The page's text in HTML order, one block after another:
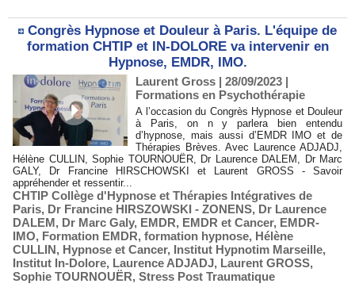
Congrès Hypnose et Douleur à Paris. L'équipe de
formation CHTIP et IN-DOLORE va intervenir en
Hypnose, EMDR, IMO.
Laurent Gross | 28/09/2023 |
Formations en Psychothérapie
A l’occasion du Congrès Hypnose et Douleur
à Paris, on n y parlera bien entendu
d’hypnose, mais aussi d’EMDR IMO et de
Thérapies Brèves. Avec Laurence ADJADJ,
Hélène CULLIN, Sophie TOURNOUËR, Dr Laurence DALEM, Dr Marc
GALY, Dr Francine HIRSCHOWSKI et Laurent GROSS - Savoir
appréhender et ressentir...
CHTIP Collège d'Hypnose et Thérapies Intégratives de
Paris, Dr Francine HIRSZOWSKI - ZONENS, Dr Laurence
DALEM, Dr Marc Galy, EMDR, EMDR et Cancer, EMDR-
IMO, Formation EMDR, formation hypnose, Hélène
CULLIN, Hypnose et Cancer, Institut Hypnotim Marseille,
Institut In-Dolore, Laurence ADJADJ, Laurent GROSS,
Sophie TOURNOUËR, Stress Post Traumatique